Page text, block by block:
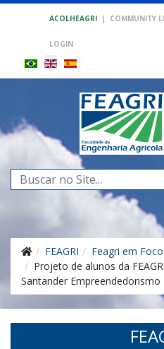
ACOLHEAGRI | COMMUNITY
LOGIN
Search
...
FEAGRI Feagri em Foco
Projeto de alunos da
Santander Empreendedorismo